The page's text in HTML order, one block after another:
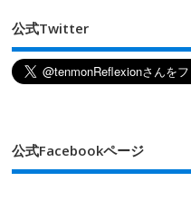
公式Twitter
公式Facebookページ